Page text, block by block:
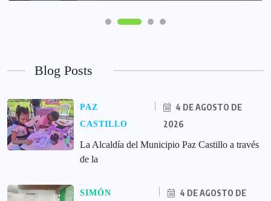
Blog Posts
PAZ
CASTILLO
4 DE AGOSTO DE
2026
La Alcaldía del Municipio Paz Castillo a través
de la
SIMÓN
4 DE AGOSTO DE